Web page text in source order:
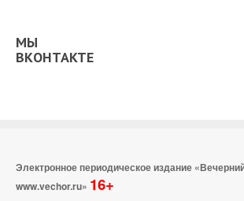
МЫ
ВКОНТАКТЕ
Электронное периодическое издание
www.vechor.ru» 16+